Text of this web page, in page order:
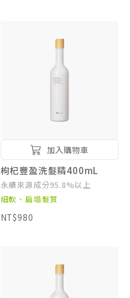
加入購物車
枸杞豐盈洗髮精400mL
永續來源成分95.8%以上
細軟、扁塌髮質
NT$980